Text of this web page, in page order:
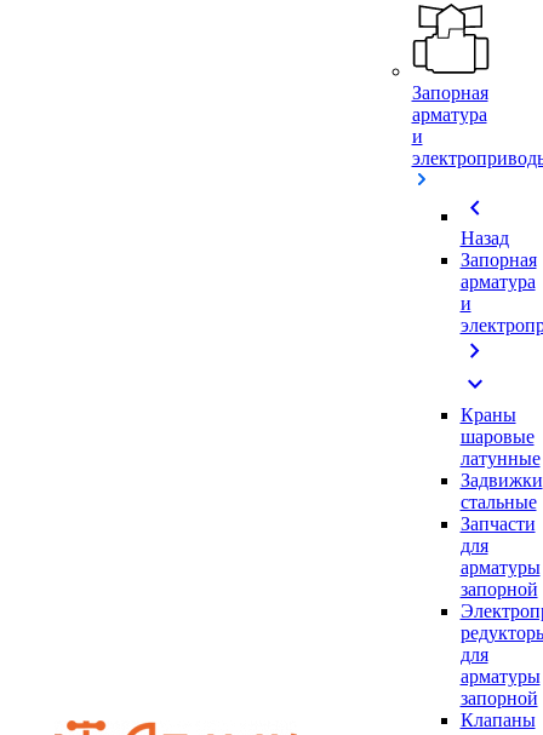
Запорная
арматура
и
chevron_left
Назад
Запорная
арматура
и
chevron_right
expand_more
Краны
шаровые
латунные
Задвижки
стальные
Запчасти
для
арматуры
запорной
для
арматуры
запорной
Клапаны